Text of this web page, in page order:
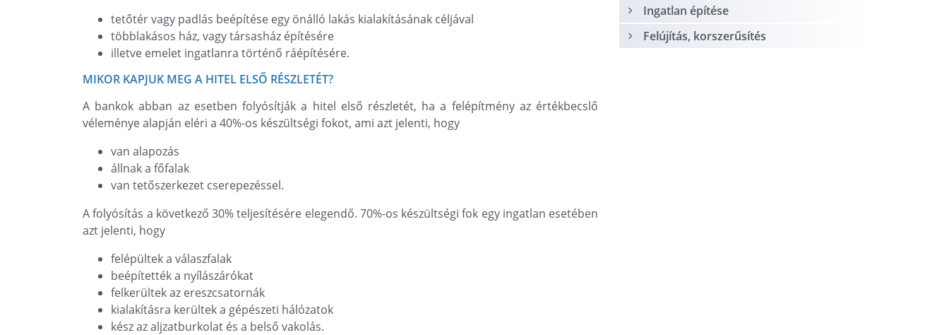
tetőtér vagy padlás beépítése egy önálló lakás kialakításának céljával
többlakásos ház, vagy társasház építésére
illetve emelet ingatlanra történő ráépítésére.
MIKOR KAPJUK MEG A HITEL ELSŐ RÉSZLETÉT?
A bankok abban az esetben folyósítják a hitel első részletét, ha a felépítmény az értékbecslő
véleménye alapján eléri a 40%-os készültségi fokot, ami azt jelenti, hogy
van alapozás
állnak a főfalak
van tetőszerkezet cserepezéssel.
A folyósítás a következő 30% teljesítésére elegendő. 70%-os készültségi fok egy ingatlan esetében
azt jelenti, hogy
felépültek a válaszfalak
beépítették a nyílászárókat
felkerültek az ereszcsatornák
kialakításra kerültek a gépészeti hálózatok
kész az aljzatburkolat és a belső vakolás.
Ingatlan építése
Felújítás, korszerűsítés